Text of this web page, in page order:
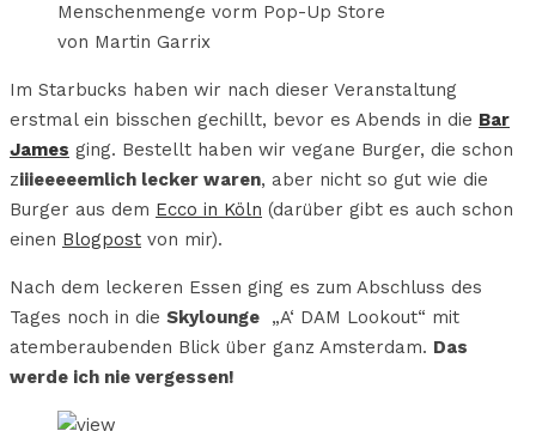
Menschenmenge vorm Pop-Up Store
von Martin Garrix
Im Starbucks haben wir nach dieser Veranstaltung
erstmal ein bisschen gechillt, bevor es Abends in die Bar
James ging. Bestellt haben wir vegane Burger, die schon
ziiieeeeemlich lecker waren, aber nicht so gut wie die
Burger aus dem Ecco in Köln (darüber gibt es auch schon
einen Blogpost von mir).
Nach dem leckeren Essen ging es zum Abschluss des
Tages noch in die Skylounge „A‘ DAM Lookout“ mit
atemberaubenden Blick über ganz Amsterdam. Das
werde ich nie vergessen!